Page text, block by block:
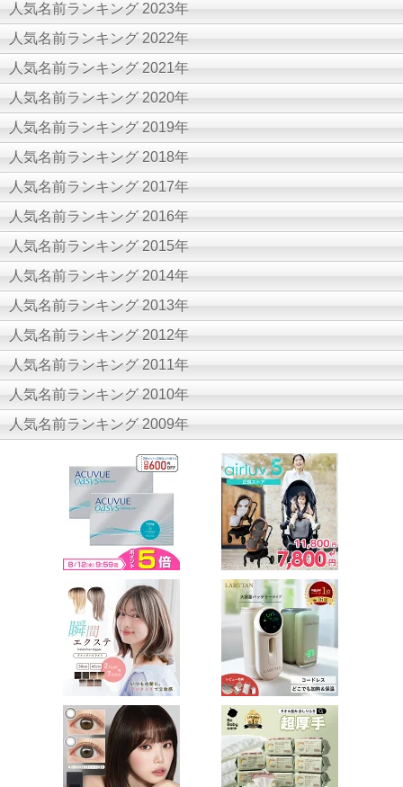
人気名前ランキング 2023年
人気名前ランキング 2022年
人気名前ランキング 2021年
人気名前ランキング 2020年
人気名前ランキング 2019年
人気名前ランキング 2018年
人気名前ランキング 2017年
人気名前ランキング 2016年
人気名前ランキング 2015年
人気名前ランキング 2014年
人気名前ランキング 2013年
人気名前ランキング 2012年
人気名前ランキング 2011年
人気名前ランキング 2010年
人気名前ランキング 2009年